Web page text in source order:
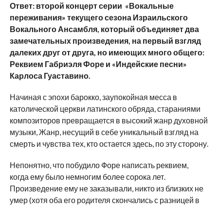
Ответ: второй концерт серии «Вокальные
переживания» текущего сезона Израильского
Вокального Ансамбля, который объединяет два
замечательных произведения, на первый взгляд
далеких друг от друга, но имеющих много общего:
Реквием Габриэля Форе и «Индейские песни»
Карлоса Гуаставино.
Начиная с эпохи барокко, заупокойная месса в
католической церкви латинского обряда, стараниями
композиторов превращается в высокий жанр духовной
музыки, Жанр, несущий в себе уникальный взгляд на
смерть и чувства тех, кто остается здесь, по эту сторону.
Непонятно, что побудило Форе написать реквием,
когда ему было немногим более сорока лет.
Произведение ему не заказывали, никто из близких не
умер (хотя оба его родителя скончались с разницей в